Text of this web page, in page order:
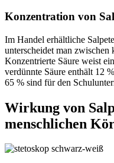
Konzentration von
Im Handel erhältliche
unterscheidet man zwischen
Konzentrierte Säure weist
verdünnte Säure enthält 12
65 % sind für den
Wirkung von
menschlichen